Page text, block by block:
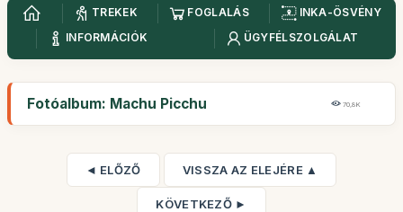
TREKEK FOGLALÁS
INKA-ÖSVÉNY
INFORMÁCIÓK
ÜGYFÉLSZOLGÁLAT
Fotóalbum: Machu Picchu 70,8K
◄ ELŐZŐ VISSZA AZ ELEJÉRE ▲
KÖVETKEZŐ ►